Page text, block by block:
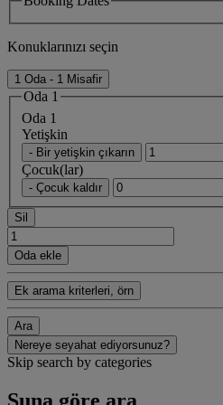
Konuklarınızı seçin
1 Oda - 1 Misafir
Oda 1
Oda 1
Yetişkin
- Bir yetişkin çıkarın
Çocuk(lar)
- Çocuk kaldır
Sil
Oda ekle
Ek arama kriterleri, örn
Ara
Nereye seyahat ediyorsunuz?
Skip search by categories